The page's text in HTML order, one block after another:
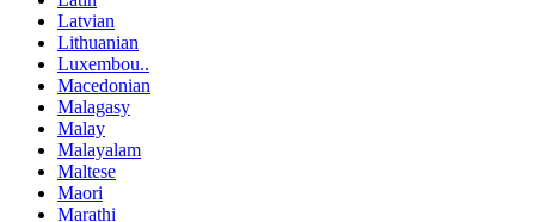
Latvian
Lithuanian
Luxembou..
Macedonian
Malagasy
Malay
Malayalam
Maltese
Maori
Marathi